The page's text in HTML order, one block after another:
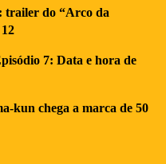
trailer do “Arco da
7: Data e hora de
kun chega a marca de 50